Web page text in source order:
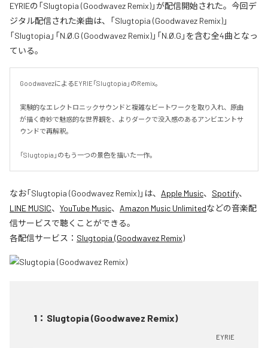
EYRIEの「Slugtopia (Goodwavez Remix)」が配信開始された。今回デ
ジタル配信された楽曲は、「Slugtopia (Goodwavez Remix)」
「Slugtopia」「N.Ø.G (Goodwavez Remix)」「N.Ø.G」を含む全4曲となっ
ている。
GoodwavezによるEYRIE「Slugtopia」のRemix。
実験的なエレクトロニックサウンドと複雑なビートワークを取り入れ、原曲
が描く奇妙で魅惑的な世界観を、よりダークで没入感のあるアンビエントサ
ウンドで再解釈。
「Slugtopia」のもう一つの景色を描いた一作。
なお「Slugtopia (Goodwavez Remix)」は、 Apple Music、 Spotify、
LINE MUSIC、 YouTube Music、 Amazon Music Unlimitedなどの音楽配
信サービスで聴くことができる。
各配信サービス： Slugtopia (Goodwavez Remix)
1 ： Slugtopia (Goodwavez Remix)
EYRIE